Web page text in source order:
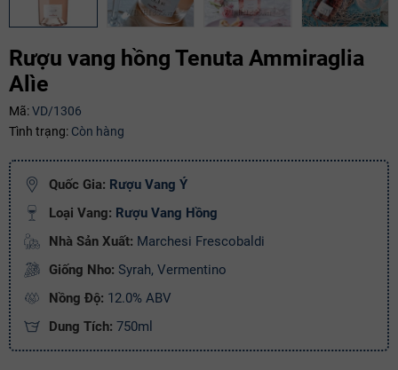
Rượu vang hồng Tenuta Ammiraglia
Alìe
Mã:VD/1306
Tình trạng: Còn hàng
Quốc Gia: Rượu Vang Ý
Loại Vang: Rượu Vang Hồng
Nhà Sản Xuất: Marchesi Frescobaldi
Giống Nho: Syrah, Vermentino
Nồng Độ: 12.0% ABV
Dung Tích: 750ml
Mã giảm giá:
Điều kiện:
Copy mã và nhập mã ở trang THANH TOÁN